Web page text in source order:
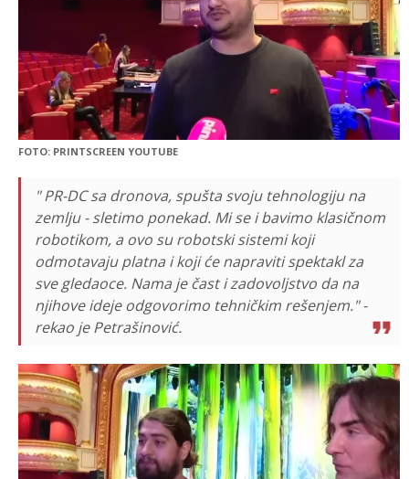
FOTO: PRINTSCREEN YOUTUBE
" PR-DC sa dronova, spušta svoju tehnologiju na
zemlju - sletimo ponekad. Mi se i bavimo klasičnom
robotikom, a ovo su robotski sistemi koji
odmotavaju platna i koji će napraviti spektakl za
sve gledaoce. Nama je čast i zadovoljstvo da na
njihove ideje odgovorimo tehničkim rešenjem." -
rekao je Petrašinović.